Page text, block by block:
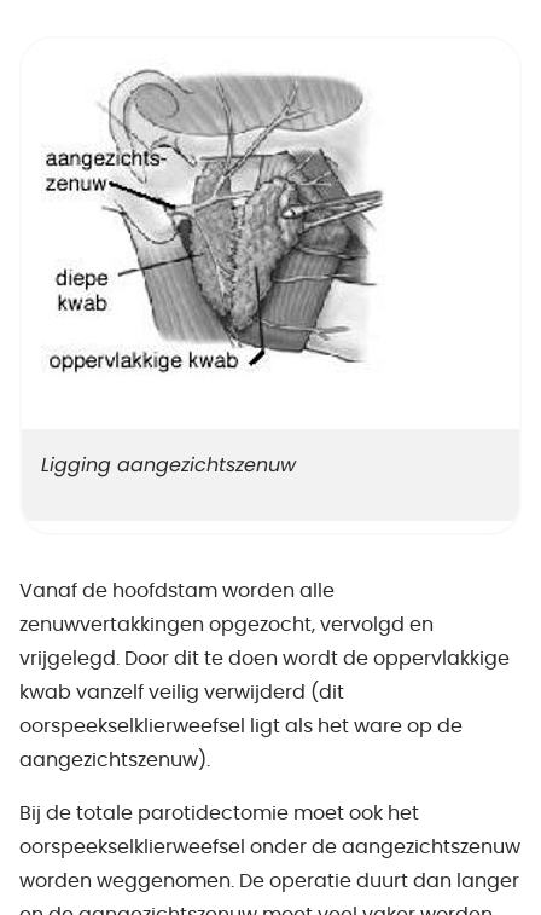
Ligging aangezichtszenuw
Vanaf de hoofdstam worden alle
zenuwvertakkingen opgezocht, vervolgd en
vrijgelegd. Door dit te doen wordt de oppervlakkige
kwab vanzelf veilig verwijderd (dit
oorspeekselklierweefsel ligt als het ware op de
aangezichtszenuw).
Bij de totale parotidectomie moet ook het
oorspeekselklierweefsel onder de aangezichtszenuw
worden weggenomen. De operatie duurt dan langer